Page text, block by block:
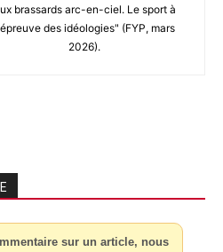
brassards arc-en-ciel. Le sport à
des idéologies" (FYP, mars
2026).
sur un article, nous